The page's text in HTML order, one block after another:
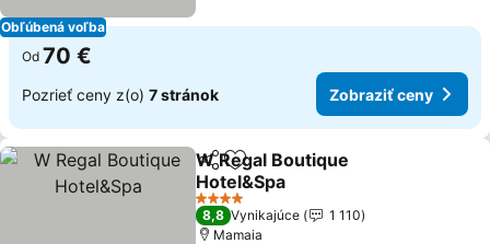
Obľúbená voľba
Od 70 €
Pozrieť ceny z(o) 7 stránok Zobraziť ceny
ZdieľaťPridať do obľúbených
W Regal Boutique
Hotel&Spa
Zobraziť ceny
4 Počet hviezdičiek
8,8 Vynikajúce
1 110
Mamaia